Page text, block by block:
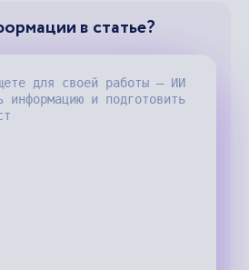
в статье?